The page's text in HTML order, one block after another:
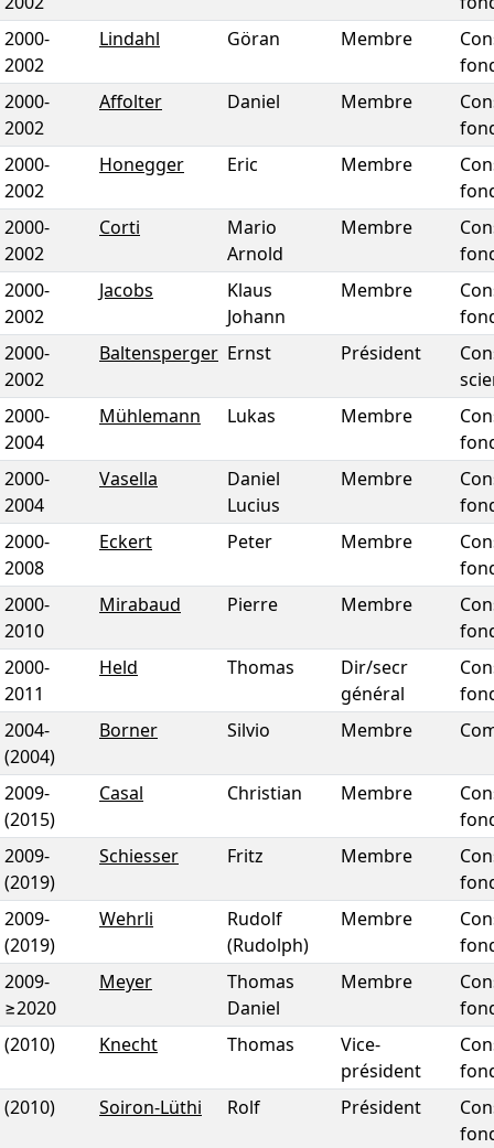
2000-
2002
Lindahl Göran Membre
2000-
2002
Affolter Daniel Membre
2000-
2002
Honegger Eric Membre
2000-
2002
Corti
Mario
Arnold
Membre
2000-
2002
Jacobs
Klaus
Johann
Membre
2000-
2002
Baltensperger Ernst Président
2000-
2004
Mühlemann Lukas Membre
2000-
2004
Vasella
Daniel
Lucius
Membre
2000-
2008
Eckert Peter Membre
2000-
2010
Mirabaud Pierre Membre
2000-
2011
Held Thomas
Dir/secr
général
2004-
(2004)
Borner Silvio Membre
2009-
(2015)
Casal Christian Membre
2009-
(2019)
Schiesser Fritz Membre
2009-
(2019)
Wehrli
Rudolf
(Rudolph)
Membre
2009-
≥2020
Meyer
Thomas
Daniel
Membre
(2010)
Knecht Thomas
Vice-
président
(2010)
Soiron-Lüthi Rolf Président